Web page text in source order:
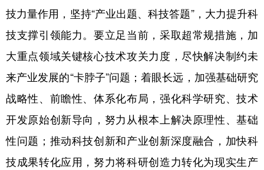
技力量作用，坚持“产业出题、科技答题”，大力提升科
技支撑引领能力。要立足当前，采取超常规措施，加
大重点领域关键核心技术攻关力度，尽快解决制约未
来产业发展的“卡脖子”问题；着眼长远，加强基础研究
战略性、前瞻性、体系化布局，强化科学研究、技术
开发原始创新导向，努力从根本上解决原理性、基础
性问题；推动科技创新和产业创新深度融合，加快科
技成果转化应用，努力将科研创造力转化为现实生产